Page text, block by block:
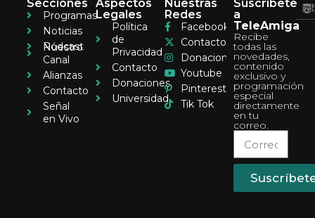
Secciones
Programas
Noticias
Pódcast
Nuestro
Canal
Alianzas
Contacto
Señal
en Vivo
Aspectos
Legales
Política
de
Privacidad
Contacto
Donaciones
Universidad
Nuestras
Redes
Facebook
Contacto
Donaciones
Youtube
Pinterest
Tik Tok
Suscríbete
a
TeleAmiga
Recibe
todas las
novedades,
contenido
exclusivo y
programación
especial
directamente
en tu
correo.